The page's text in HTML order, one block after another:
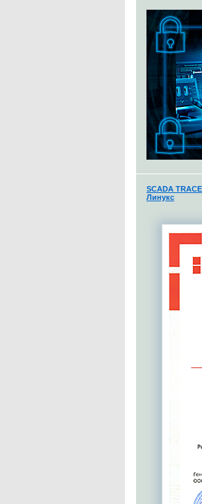
SCADA
Линукс